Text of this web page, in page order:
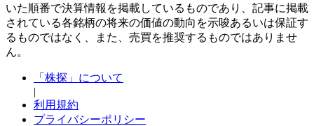
いた順番で決算情報を掲載しているものであり、記事に掲載
されている各銘柄の将来の価値の動向を示唆あるいは保証す
るものではなく、また、売買を推奨するものではありませ
ん。
「株探」について
|
利用規約
プライバシーポリシー